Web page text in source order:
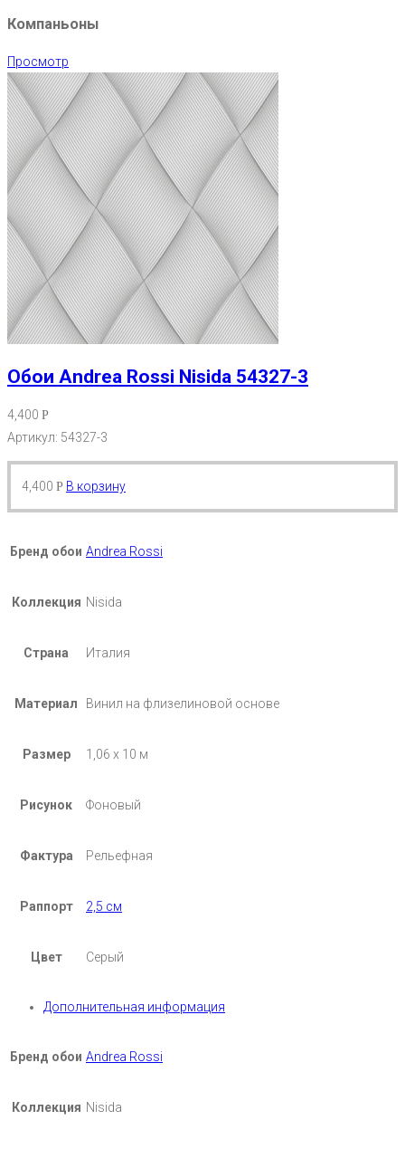
Компаньоны
Просмотр
Обои Andrea Rossi Nisida 54327-3
4,400 Р
Артикул: 54327-3
4,400 Р В корзину
Бренд обои Andrea Rossi
Коллекция Nisida
Страна Италия
Материал Винил на флизелиновой основе
Размер 1,06 х 10 м
Рисунок Фоновый
Фактура Рельефная
Раппорт 2,5 см
Цвет Серый
Дополнительная информация
Бренд обои Andrea Rossi
Коллекция Nisida